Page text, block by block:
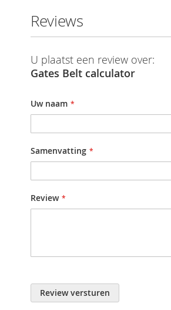
Reviews
U plaatst een review over:
Gates Belt calculator
Uw naam
Samenvatting
Review
Review versturen